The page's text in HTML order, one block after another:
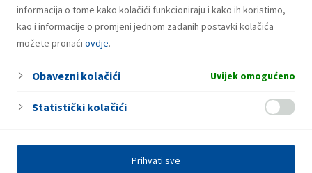
informacija o tome kako kolačići funkcioniraju i kako ih koristimo,
kao i informacije o promjeni jednom zadanih postavki kolačića
možete pronaći ovdje.
Obavezni kolačići Uvijek omogućeno
Statistički kolačići
Prihvati sve